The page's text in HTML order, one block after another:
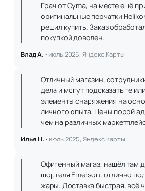
Грач от Cyma, на месте ещё
оригинальные перчатки
решил купить. Заказ
покупкой доволен.
Влад А. · июль 2025, Яндекс.Карты
Отличный магазин,
дела и могут подсказать те
элементы снаряжения на
личного опыта. Цены порой
чем на различных
Илья Н. · июль 2025, Яндекс.Карты
Офигенный магаз, нашёл там
шортеля Emerson, отлично
жары. Доставка быстрая, всё